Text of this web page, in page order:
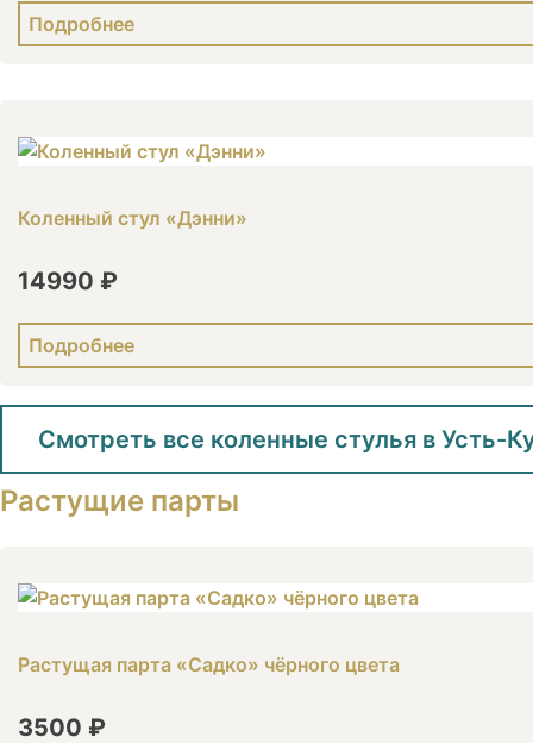
Подробнее
Коленный стул «Дэнни»
14990 ₽
Подробнее
Смотреть все коленные стулья в Усть-
Растущие парты
Растущая парта «Садко» чёрного цвета
3500 ₽